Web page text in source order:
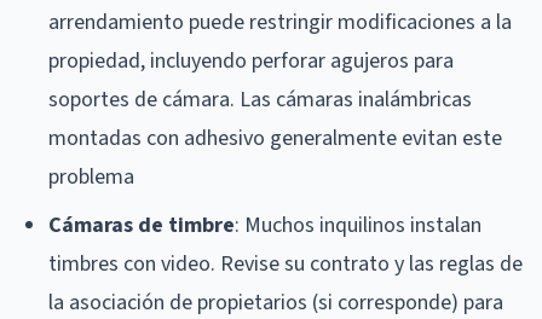
arrendamiento puede restringir modificaciones a la
propiedad, incluyendo perforar agujeros para
soportes de cámara. Las cámaras inalámbricas
montadas con adhesivo generalmente evitan este
problema
Cámaras de timbre: Muchos inquilinos instalan
timbres con video. Revise su contrato y las reglas de
la asociación de propietarios (si corresponde) para